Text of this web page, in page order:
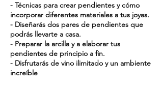
- Técnicas para crear pendientes y cómo
incorporar diferentes materiales a tus joyas.
- Diseñarás dos pares de pendientes que
podrás llevarte a casa.
- Preparar la arcilla y a elaborar tus
pendientes de principio a fin.
- Disfrutarás de vino ilimitado y un ambiente
increíble